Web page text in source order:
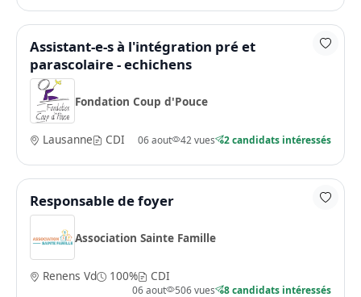
Assistant-e-s à l'intégration pré et
parascolaire - echichens
Fondation Coup d'Pouce
Lausanne CDI 06 aout 42 vues 2 candidats intéressés
Responsable de foyer
Association Sainte Famille
Renens Vd 100% CDI
06 aout 506 vues 8 candidats intéressés